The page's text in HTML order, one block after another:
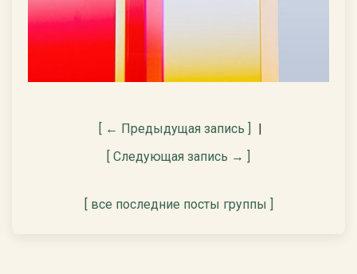
[ ← Предыдущая запись ]
|
[ Следующая запись → ]
[ все последние посты группы ]